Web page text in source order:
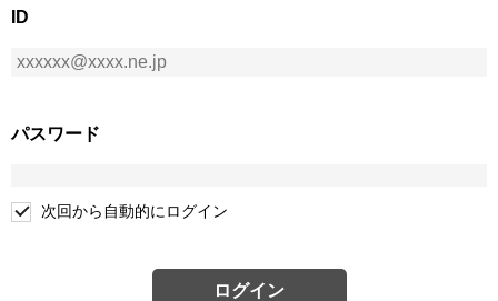
ID
パスワード
次回から自動的にログイン
ログイン